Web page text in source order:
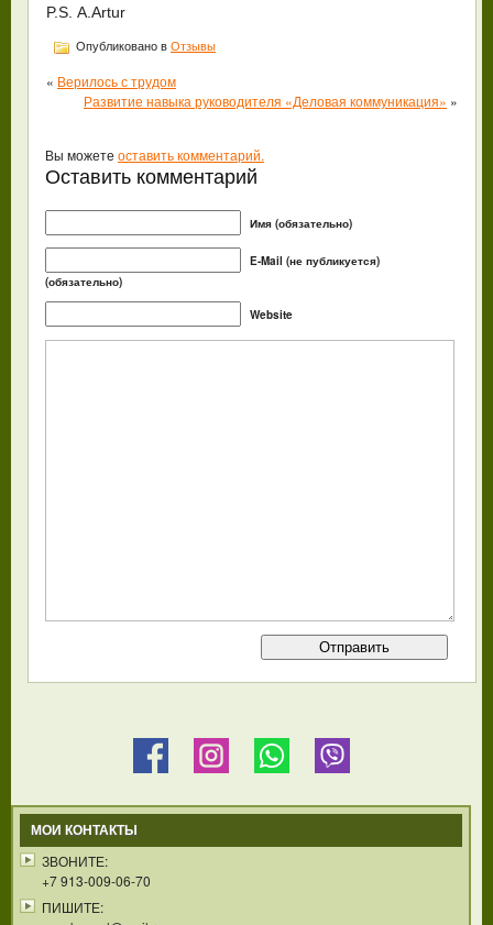
P.S. А.Artur
Опубликовано в Отзывы
« Верилось с трудом
Развитие навыка руководителя «Деловая коммуникация» »
Вы можете оставить комментарий.
Оставить комментарий
Имя (обязательно)
E-Mail (не публикуется)
(обязательно)
Website
МОИ КОНТАКТЫ
ЗВОНИТЕ:
+7 913-009-06-70
ПИШИТЕ: